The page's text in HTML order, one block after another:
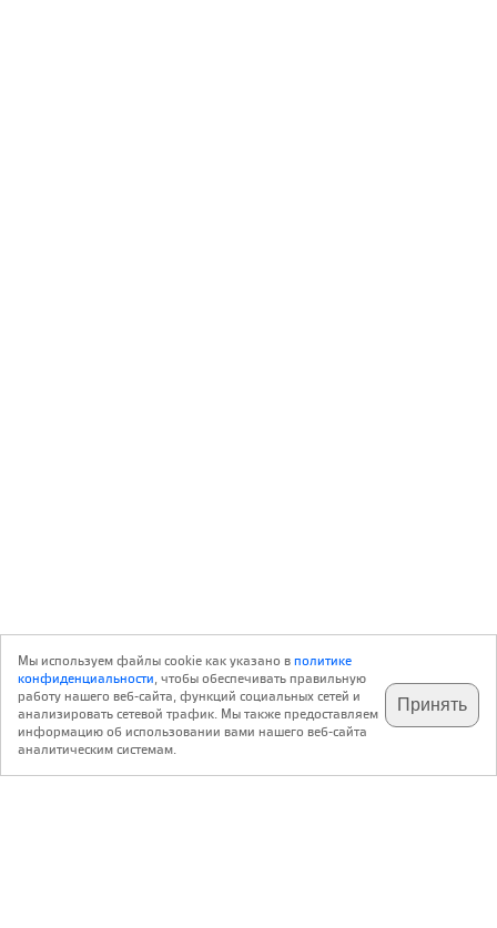
подпишитесь на наш
телеграм @archi_ru
✕
с 20 июля 1999 г.
Мы используем файлы cookie как указано вполитике
конфиденциальности, чтобы обеспечивать правильную
работу нашего веб-сайта, функций социальных сетей и
анализировать сетевой трафик. Мы также предоставляем
информацию об использовании вами нашего веб-сайта
аналитическим системам.
Принять